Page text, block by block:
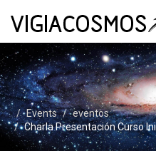
Events
eventos
Charla Presentación Curso